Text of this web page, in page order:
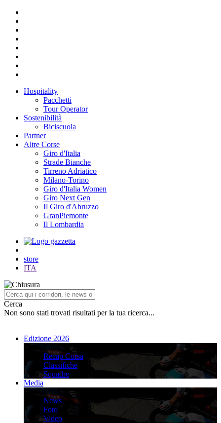
Hospitality
Pacchetti
Tour Operator
Sostenibilità
Biciscuola
Partner
Altre Corse
Giro d'Italia
Strade Bianche
Tirreno Adriatico
Milano-Torino
Giro d'Italia Women
Giro Next Gen
Il Giro d'Abruzzo
GranPiemonte
Il Lombardia
store
ITA
Cerca
Non sono stati trovati risultati per la tua ricerca...
Edizione 2026
Edizione 2026
Recap Corsa
Classifiche
Squadre
Media
Media
News
Foto
Video